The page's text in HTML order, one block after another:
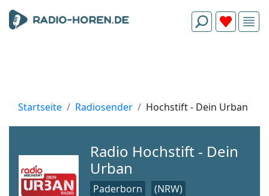
Startseite Radiosender Hochstift - Dein Urban
Radio Hochstift - Dein
Urban
Paderborn (NRW)